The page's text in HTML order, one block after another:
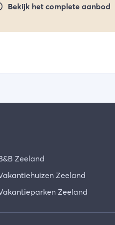
Bekijk het complete aanbod
Zeeland
Zeeland
Zeeland